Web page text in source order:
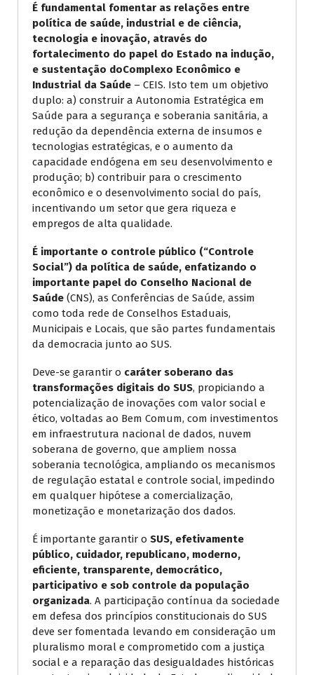
É fundamental fomentar as relações entre
política de saúde, industrial e de ciência,
tecnologia e inovação, através do
fortalecimento do papel do Estado na indução,
e sustentação doComplexo Econômico e
Industrial da Saúde – CEIS. Isto tem um objetivo
duplo: a) construir a Autonomia Estratégica em
Saúde para a segurança e soberania sanitária, a
redução da dependência externa de insumos e
tecnologias estratégicas, e o aumento da
capacidade endógena em seu desenvolvimento e
produção; b) contribuir para o crescimento
econômico e o desenvolvimento social do país,
incentivando um setor que gera riqueza e
empregos de alta qualidade.
É importante o controle público (“Controle
Social”) da política de saúde, enfatizando o
importante papel do Conselho Nacional de
Saúde (CNS), as Conferências de Saúde, assim
como toda rede de Conselhos Estaduais,
Municipais e Locais, que são partes fundamentais
da democracia junto ao SUS.
Deve-se garantir o caráter soberano das
transformações digitais do SUS, propiciando a
potencialização de inovações com valor social e
ético, voltadas ao Bem Comum, com investimentos
em infraestrutura nacional de dados, nuvem
soberana de governo, que ampliem nossa
soberania tecnológica, ampliando os mecanismos
de regulação estatal e controle social, impedindo
em qualquer hipótese a comercialização,
monetização e monetarização dos dados.
É importante garantir o SUS, efetivamente
público, cuidador, republicano, moderno,
eficiente, transparente, democrático,
participativo e sob controle da população
organizada. A participação contínua da sociedade
em defesa dos princípios constitucionais do SUS
deve ser fomentada levando em consideração um
pluralismo moral e comprometido com a justiça
social e a reparação das desigualdades históricas